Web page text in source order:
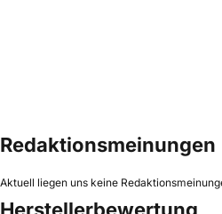
Redaktionsmeinungen
Aktuell liegen uns keine